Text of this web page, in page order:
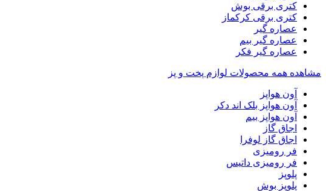
کتری برقی بوش
کتری برقی کرکماز
عصاره گیر
عصاره گیر بیم
عصاره گیر فکر
مشاهده همه محصولات لوازم پخت و پز
آون هواپز
آون هواپز بلک اند دکر
آون هواپز بیم
اجاق گاز
اجاق گاز لوفرا
فر رومیزی
فر رومیزی داتیس
پلوپز
پلوپز بوش